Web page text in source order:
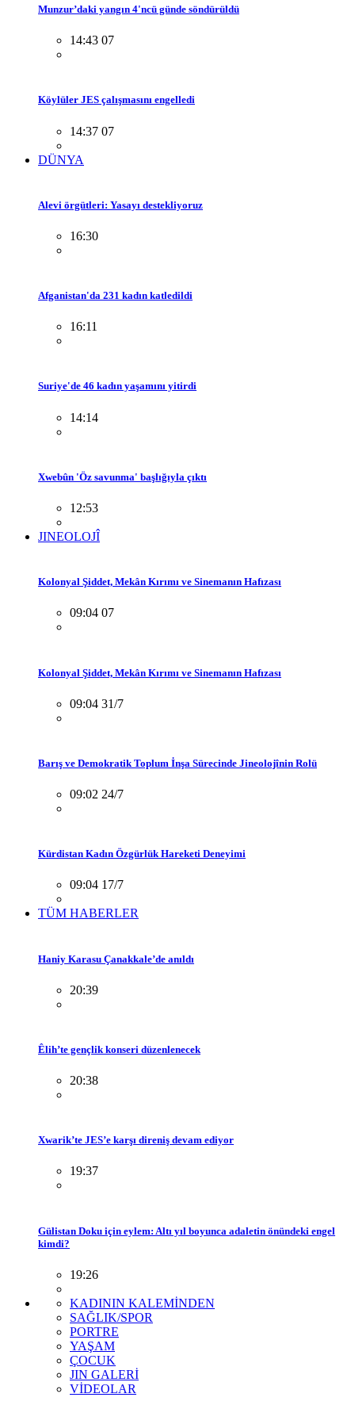
Munzur’daki yangın 4'ncü günde söndürüldü
14:43 07
Köylüler JES çalışmasını engelledi
14:37 07
DÜNYA
Alevi örgütleri: Yasayı destekliyoruz
16:30
Afganistan'da 231 kadın katledildi
16:11
Suriye'de 46 kadın yaşamını yitirdi
14:14
Xwebûn 'Öz savunma' başlığıyla çıktı
12:53
JINEOLOJÎ
Kolonyal Şiddet, Mekân Kırımı ve Sinemanın Hafızası
09:04 07
Kolonyal Şiddet, Mekân Kırımı ve Sinemanın Hafızası
09:04 31/7
Barış ve Demokratik Toplum İnşa Sürecinde Jineolojînin Rolü
09:02 24/7
Kürdistan Kadın Özgürlük Hareketi Deneyimi
09:04 17/7
TÜM HABERLER
Haniy Karasu Çanakkale’de anıldı
20:39
Êlih’te gençlik konseri düzenlenecek
20:38
Xwarik’te JES’e karşı direniş devam ediyor
19:37
Gülistan Doku için eylem: Altı yıl boyunca adaletin önündeki engel
kimdi?
19:26
KADININ KALEMİNDEN
SAĞLIK/SPOR
PORTRE
YAŞAM
ÇOCUK
JIN GALERİ
VİDEOLAR